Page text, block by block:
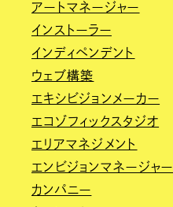
アートマネージャー
インストーラー
インディペンデント
ウェブ構築
エキシビジョンメーカー
エコゾフィックスタジオ
エリアマネジメント
エンビジョンマネージャー
カンパニー